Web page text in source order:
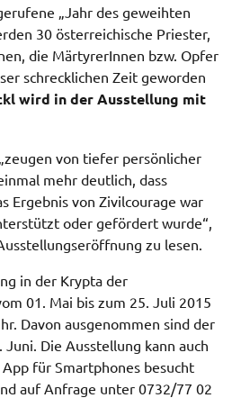
„Jahr des geweihten
30 österreichische Priester,
die MärtyrerInnen bzw. Opfer
schrecklichen Zeit geworden
wird in der Ausstellung mit
von tiefer persönlicher
mehr deutlich, dass
Ergebnis von Zivilcourage war
oder gefördert wurde“,
zu lesen.
in der Krypta der
01. Mai bis zum 25. Juli 2015
Davon ausgenommen sind der
Juni. Die Ausstellung kann auch
für Smartphones besucht
auf Anfrage unter 0732/77 02